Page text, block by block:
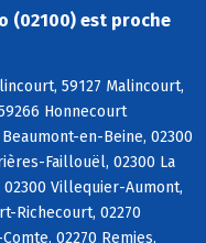
(02100) est proche
59127 Malincourt,
Honnecourt
en-Beine, 02300
Faillouël, 02300 La
Villequier-Aumont,
Richecourt, 02270
02270 Remies,